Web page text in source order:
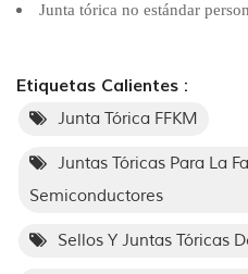
Junta tórica no estándar
Etiquetas Calientes :
Junta Tórica FFKM
Juntas Tóricas Para La
Semiconductores
Sellos Y Juntas Tóricas